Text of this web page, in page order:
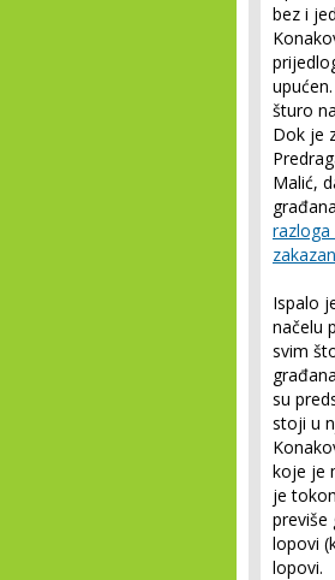
bez i
šturo
Dok je
Malić,
Ispalo
načelu
svim
su
stoji u
koje je
je
previše
lopovi
lopovi.